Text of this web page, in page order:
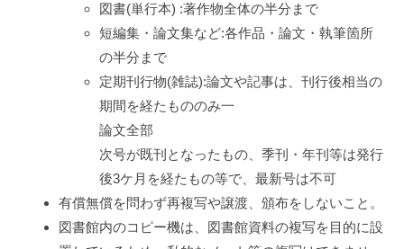
図書(単行本) :著作物全体の半分まで
短編集・論文集など:各作品・論文・執筆箇所
の半分まで
定期刊行物(雑誌):論文や記事は、刊行後相当の
期間を経たもののみ一
論文全部
次号が既刊となったもの、季刊・年刊等は発行
後3ケ月を経たもの等で、最新号は不可
有償無償を問わず再複写や譲渡、頒布をしないこと。
図書館内のコピー機は、図書館資料の複写を目的に設